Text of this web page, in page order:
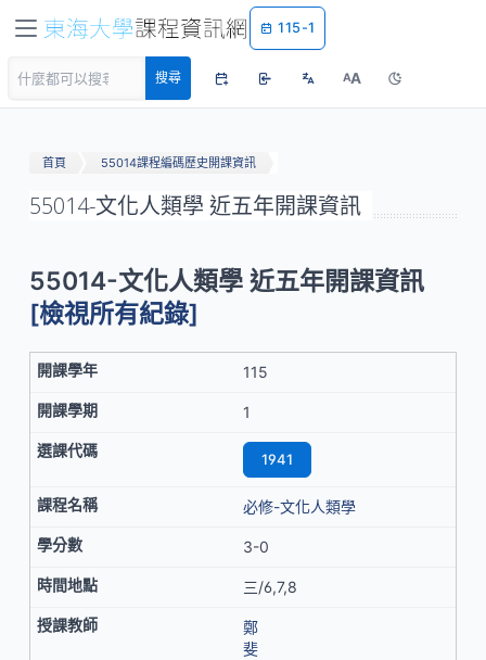
115-1
搜尋 AA
首頁 55014課程編碼歷史開課資訊
55014-文化人類學 近五年開課資訊
55014-文化人類學 近五年開課資訊
[檢視所有紀錄]
115
1
1941
必修-文化人類學
3-0
三/6,7,8
鄭
斐